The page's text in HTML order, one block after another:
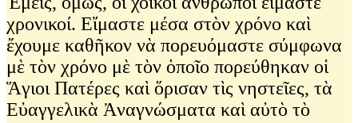
χρονικοί. Εἴμαστε μέσα στὸν χρόνο καὶ
ἔχουμε καθῆκον νὰ πορευόμαστε σύμφωνα
μὲ τὸν χρόνο μὲ τὸν ὁποῖο πορεύθηκαν οἱ
Ἅγιοι Πατέρες καὶ ὅρισαν τὶς νηστεῖες, τὰ
Εὐαγγελικὰ Ἀναγνώσματα καὶ αὐτὸ τὸ